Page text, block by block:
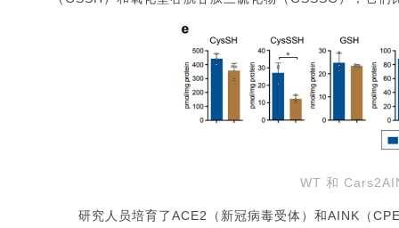
WT 和
研究人员培育了ACE2（新冠病毒受体）和AINK（